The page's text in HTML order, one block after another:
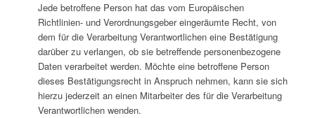
Jede betroffene Person hat das vom Europäischen
Richtlinien- und Verordnungsgeber eingeräumte Recht, von
dem für die Verarbeitung Verantwortlichen eine Bestätigung
darüber zu verlangen, ob sie betreffende personenbezogene
Daten verarbeitet werden. Möchte eine betroffene Person
dieses Bestätigungsrecht in Anspruch nehmen, kann sie sich
hierzu jederzeit an einen Mitarbeiter des für die Verarbeitung
Verantwortlichen wenden.